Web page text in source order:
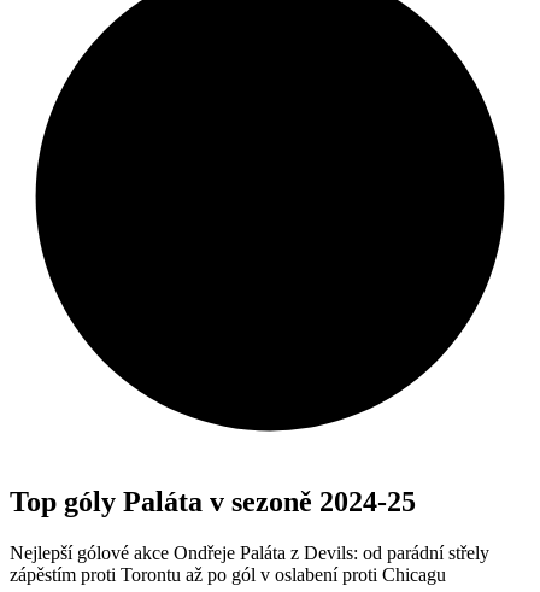
Top góly Paláta v sezoně 2024-25
Nejlepší gólové akce Ondřeje Paláta z Devils: od parádní střely
zápěstím proti Torontu až po gól v oslabení proti Chicagu